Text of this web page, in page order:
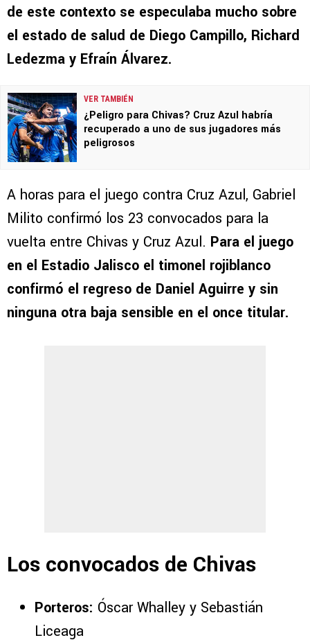
de este contexto se especulaba mucho sobre
el estado de salud de Diego Campillo, Richard
Ledezma y Efraín Álvarez.
VER TAMBIÉN
¿Peligro para Chivas? Cruz Azul habría
recuperado a uno de sus jugadores más
peligrosos
A horas para el juego contra Cruz Azul, Gabriel
Milito confirmó los 23 convocados para la
vuelta entre Chivas y Cruz Azul. Para el juego
en el Estadio Jalisco el timonel rojiblanco
confirmó el regreso de Daniel Aguirre y sin
ninguna otra baja sensible en el once titular.
Los convocados de Chivas
Porteros: Óscar Whalley y Sebastián
Liceaga